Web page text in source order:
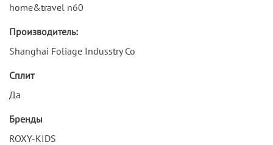
home&travel n60
Производитель:
Shanghai Foliage Indusstry Co
Сплит
Да
Бренды
ROXY-KIDS